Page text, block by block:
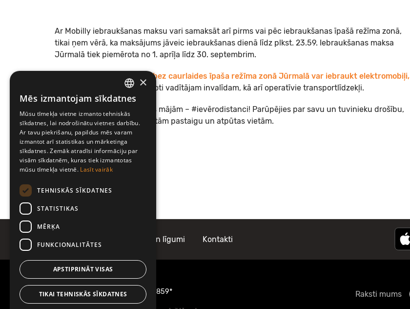
Ar Mobilly iebraukšanas maksu vari samaksāt arī pirms vai pēc iebraukšanas īpašā režīma zonā,
tikai ņem vērā, ka maksājums jāveic iebraukšanas dienā līdz plkst. 23.59. Iebraukšanas maksa
Jūrmalā tiek piemērota no 1. aprīļa līdz 30. septembrim.
Bez nodevas samaksas unbez caurlaides īpaša režīma zonā Jūrmalā var iebraukt elektromobiļi,
transportlīdzekļi, kas pielāgoti vadītājam invalīdam, kā arī operatīvie transportlīdzekļi.
Ja izlem pavadīt laiku ārpus mājām – #ievērodistanci! Parūpējies par savu un tuvinieku drošību,
izvairoties no plaši apmeklētām pastaigu un atpūtas vietām.
Lai saulaina diena!
Tavs Mobilly
Par Mobilly Noteikumi un līgumi Kontakti
Informācijai zvani
22001859 vai 1859* Raksti mums
LATVIAN
ENGLISH
×
Mēs izmantojam sīkdatnes
Mūsu tīmekļa vietne izmanto tehniskās
sīkdatnes, lai nodrošinātu vietnes darbību.
Ar tavu piekrišanu, papildus mēs varam
izmantot arī statistikas un mārketinga
sīkdatnes. Zemāk atradīsi informāciju par
visām sīkdatnēm, kuras tiek izmantotas
mūsu tīmekļa vietnē. Lasīt vairāk
TEHNISKĀS SĪKDATNES
STATISTIKAS
MĒRĶA
FUNKCIONALITĀTES
APSTIPRINĀT VISAS
TIKAI TEHNISKĀS SĪKDATNES